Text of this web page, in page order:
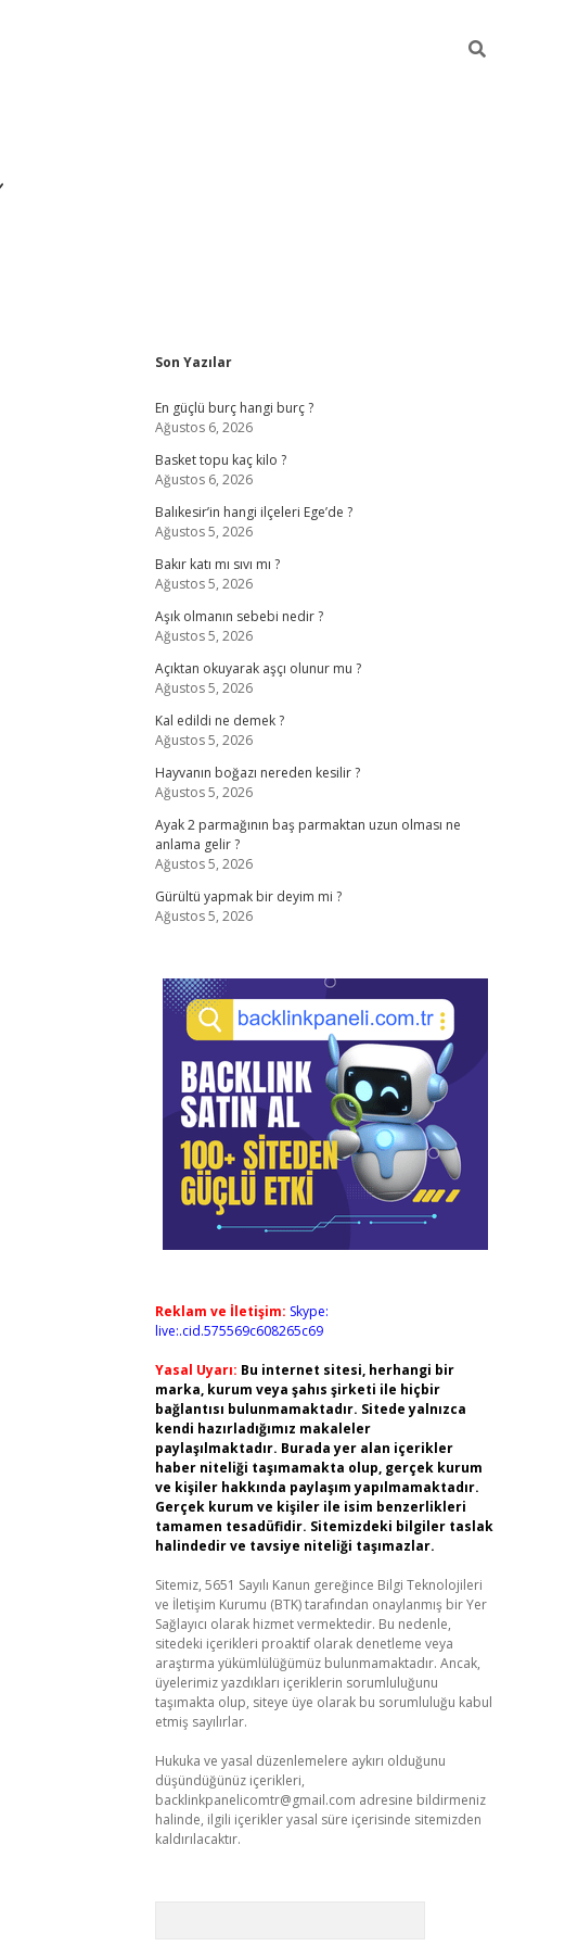
Sidebar
Son Yazılar
En güçlü burç hangi burç ?
Ağustos 6, 2026
Basket topu kaç kilo ?
Ağustos 6, 2026
Balıkesir’in hangi ilçeleri Ege’de ?
Ağustos 5, 2026
Bakır katı mı sıvı mı ?
Ağustos 5, 2026
Aşık olmanın sebebi nedir ?
Ağustos 5, 2026
Açıktan okuyarak aşçı olunur mu ?
Ağustos 5, 2026
Kal edildi ne demek ?
Ağustos 5, 2026
Hayvanın boğazı nereden kesilir ?
Ağustos 5, 2026
Ayak 2 parmağının baş parmaktan uzun olması ne
anlama gelir ?
Ağustos 5, 2026
Gürültü yapmak bir deyim mi ?
Ağustos 5, 2026
Reklam ve İletişim: Skype:
live:.cid.575569c608265c69
Yasal Uyarı: Bu internet sitesi, herhangi bir
marka, kurum veya şahıs şirketi ile hiçbir
bağlantısı bulunmamaktadır. Sitede yalnızca
kendi hazırladığımız makaleler
paylaşılmaktadır. Burada yer alan içerikler
haber niteliği taşımamakta olup, gerçek kurum
ve kişiler hakkında paylaşım yapılmamaktadır.
Gerçek kurum ve kişiler ile isim benzerlikleri
tamamen tesadüfidir. Sitemizdeki bilgiler taslak
halindedir ve tavsiye niteliği taşımazlar.
Sitemiz, 5651 Sayılı Kanun gereğince Bilgi Teknolojileri
ve İletişim Kurumu (BTK) tarafından onaylanmış bir Yer
Sağlayıcı olarak hizmet vermektedir. Bu nedenle,
sitedeki içerikleri proaktif olarak denetleme veya
araştırma yükümlülüğümüz bulunmamaktadır. Ancak,
üyelerimiz yazdıkları içeriklerin sorumluluğunu
taşımakta olup, siteye üye olarak bu sorumluluğu kabul
etmiş sayılırlar.
Hukuka ve yasal düzenlemelere aykırı olduğunu
düşündüğünüz içerikleri,
backlinkpanelicomtr@gmail.com adresine bildirmeniz
halinde, ilgili içerikler yasal süre içerisinde sitemizden
kaldırılacaktır.
tambet girişbonus veren bahis siteleri